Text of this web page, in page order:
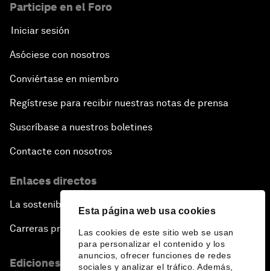
Esta página web usa cookies
Las cookies de este sitio web se usan
para personalizar el contenido y los
anuncios, ofrecer funciones de redes
sociales y analizar el tráfico. Además,
Participe en el Foro
Iniciar sesión
Asóciese con nosotros
Conviértase en miembro
Regístrese para recibir nuestras notas de prensa
Suscríbase a nuestros boletines
Contacte con nosotros
Enlaces directos
La sostenibilidad en el Foro
Carreras profesionales
Ediciones en otros idiomas